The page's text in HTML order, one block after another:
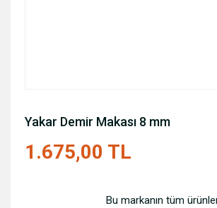
Yakar Demir Makası 8 mm
1.675,00 TL
Bu markanın tüm